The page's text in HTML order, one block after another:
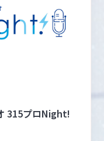
315プロNight!